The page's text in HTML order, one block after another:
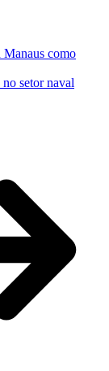
Manaus como
setor naval